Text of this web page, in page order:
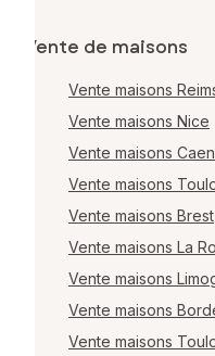
Vente de maisons
Vente maisons
Vente maisons Nice
Vente maisons Caen
Vente maisons
Vente maisons Brest
Vente maisons La
Vente maisons
Vente maisons
Vente maisons